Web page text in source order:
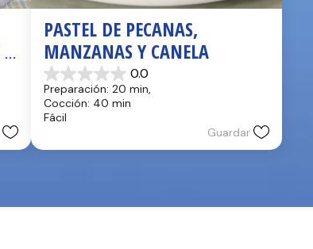
PASTEL DE PECANAS,
MANZANAS Y CANELA
0.0
0.0
de
5
estrellas.
Preparación: 20 min,
Cocción: 40 min
Fácil
Guardar